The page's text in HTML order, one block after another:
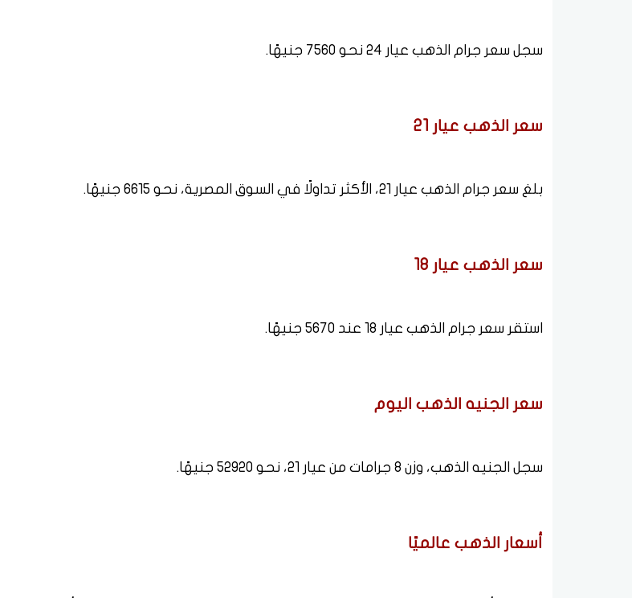
سجل سعر جرام الذهب عيار 24 نحو 7560 جنيهًا.
سعر الذهب عيار 21
بلغ سعر جرام الذهب عيار 21، الأكثر تداولًا في السوق المصرية، نحو 6615 جنيهًا.
سعر الذهب عيار 18
استقر سعر جرام الذهب عيار 18 عند 5670 جنيهًا.
سعر الجنيه الذهب اليوم
سجل الجنيه الذهب، وزن 8 جرامات من عيار 21، نحو 52920 جنيهًا.
أسعار الذهب عالميًا